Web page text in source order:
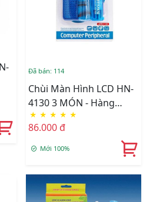
Đã bán: 114
Chùi Màn Hình LCD HN-
4130 3 MÓN - Hàng
Nhập Khẩu
★ ★ ★ ★ ★
86.000 đ
Mới 100%